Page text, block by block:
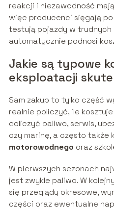
reakcji i niezawodność
więc producenci sięgają
testują pojazdy w trudnych
automatycznie podnosi
Jakie są typowe
eksploatacji
Sam zakup to tylko część
realnie policzyć, ile
doliczyć paliwo, serwis,
czy marinę, a często także
motorowodnego oraz
W pierwszych sezonach
jest zwykle paliwo. W
się przeglądy okresowe,
części oraz ewentualne